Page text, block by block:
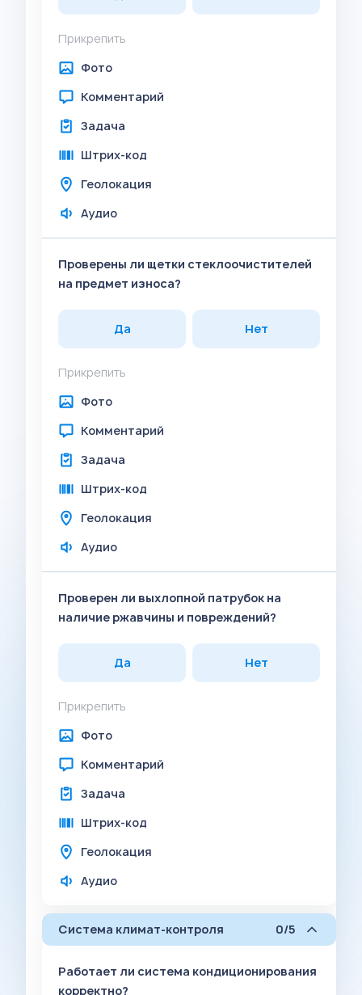
Прикрепить
Фото
Комментарий
Задача
Штрих-код
Геолокация
Аудио
Проверены ли щетки стеклоочистителей
на предмет износа?
Да Нет
Прикрепить
Фото
Комментарий
Задача
Штрих-код
Геолокация
Аудио
Проверен ли выхлопной патрубок на
наличие ржавчины и повреждений?
Да Нет
Прикрепить
Фото
Комментарий
Задача
Штрих-код
Геолокация
Аудио
Система климат-контроля 0/5
Работает ли система кондиционирования
корректно?